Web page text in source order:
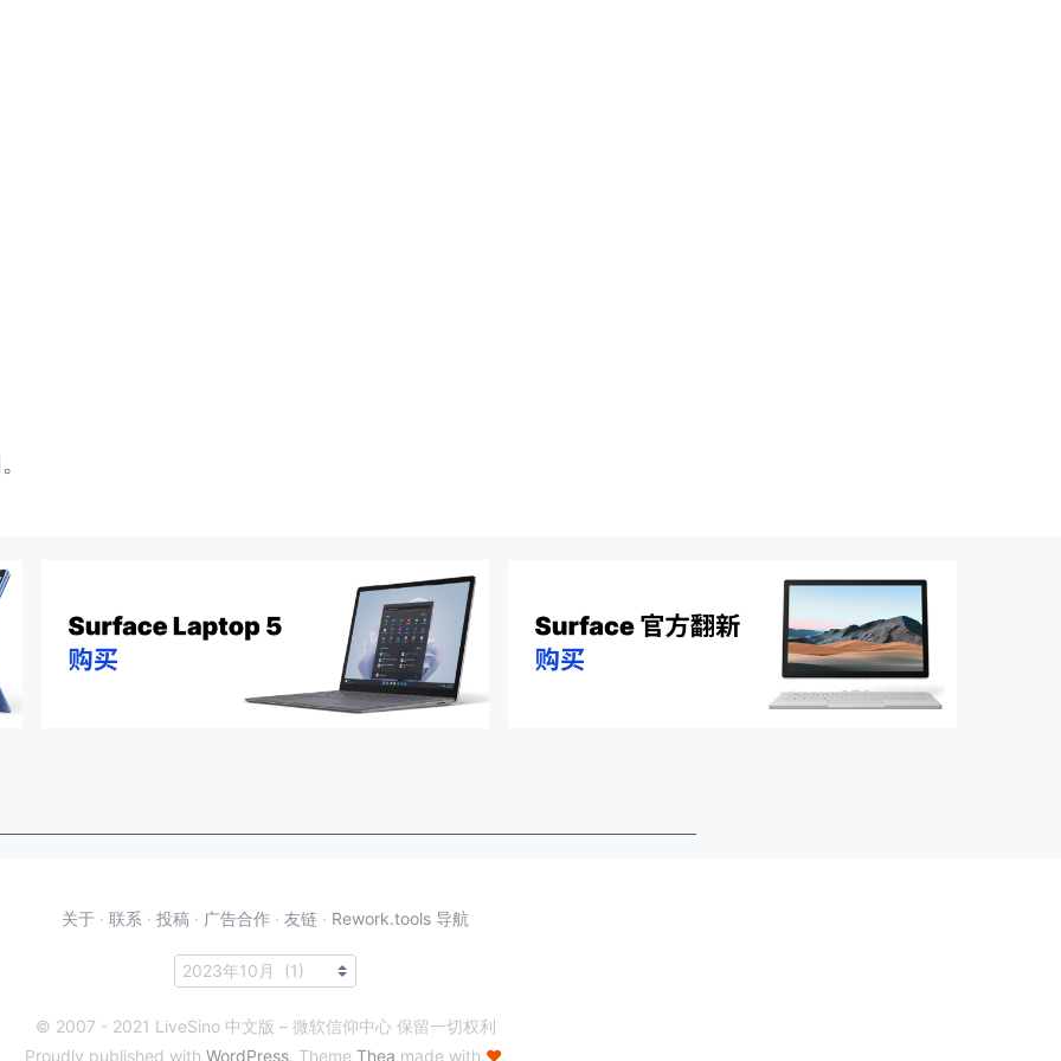
关于 · 联系 · 投稿 · 广告合作 · 友链 · Rework.tools 导航
© 2007 - 2021 LiveSino 中文版 – 微软信仰中心 保留一切权利
Proudly published with WordPress. Theme Thea made with ♥.